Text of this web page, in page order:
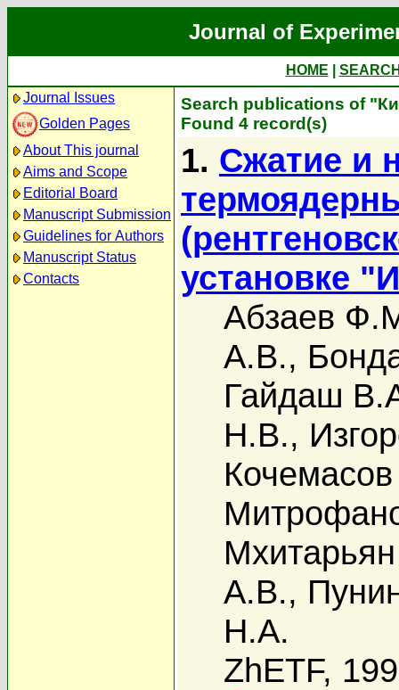
Journal of
HOME
Journal Issues
Golden Pages
About This journal
Aims and Scope
Editorial Board
Manuscript Submission
Guidelines for Authors
Manuscript Status
Contacts
Search publications of
Found 4 record(s)
1. Сжатие и
установке
Абзаев
А.В.,
Гайдаш
Н.В.,
Кочемасов
А.В.,
Н.А.
ZhETF,